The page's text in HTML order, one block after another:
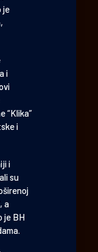
je
i
“Klika”
i
i
su
a
je BH